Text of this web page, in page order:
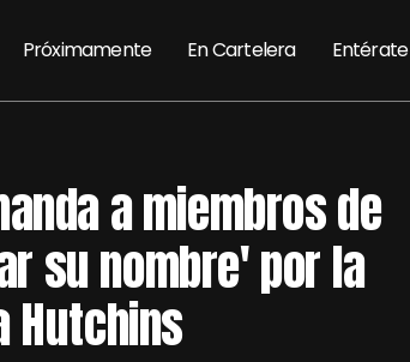
Próximamente En Cartelera Entérate
a miembros de
su nombre' por la
Hutchins